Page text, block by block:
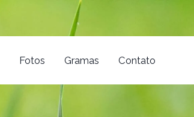
Fotos Gramas Contato